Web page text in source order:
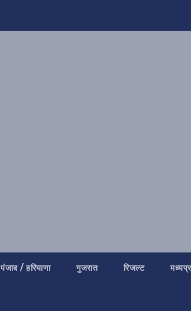
पंजाब / हरियाणा गुजरात रिजल्ट